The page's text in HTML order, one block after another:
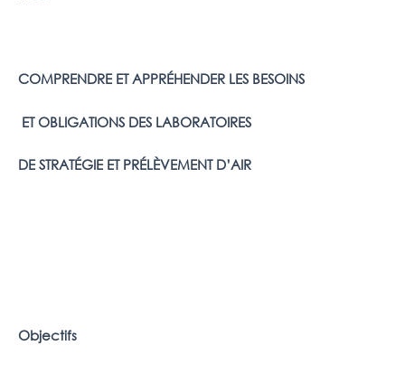
COMPRENDRE ET APPRÉHENDER LES BESOINS
ET OBLIGATIONS DES LABORATOIRES
DE STRATÉGIE ET PRÉLÈVEMENT D’AIR
Objectifs